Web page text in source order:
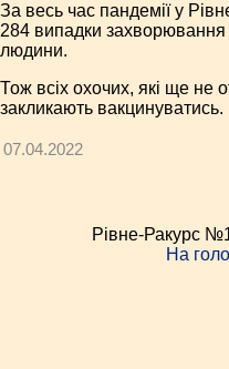
За весь час пандемії у
284 випадки
людини.
Тож всіх охочих, які ще не
закликають вакцинуватись.
07.04.2022
Рівне-Ракурс
На